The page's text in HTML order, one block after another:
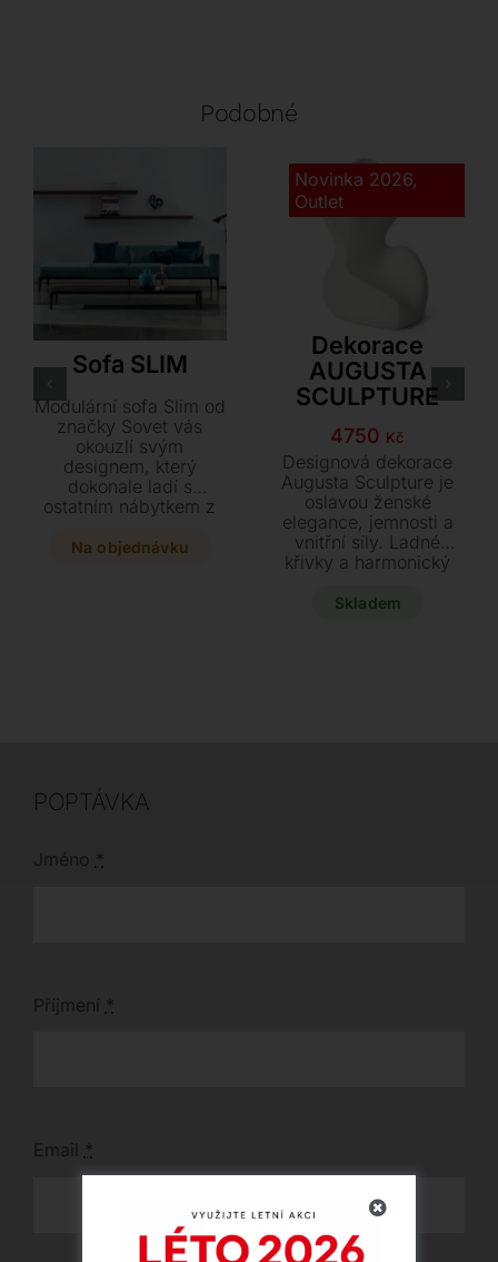
Podobné
Sofa SLIM
Modulární sofa Slim od
značky Sovet vás
okouzlí svým
designem, který
dokonale ladí s
ostatním nábytkem z
si z široké škály
Na objednávku
Novinka 2026,
Outlet
Dekorace
AUGUSTA
SCULPTURE
4750 Kč
Designová dekorace
Augusta Sculpture je
oslavou ženské
elegance, jemnosti a
vnitřní síly. Ladné
křivky a harmonický
nadčasový design s
Skladem
POPTÁVKA
Jméno *
Příjmení *
Email *